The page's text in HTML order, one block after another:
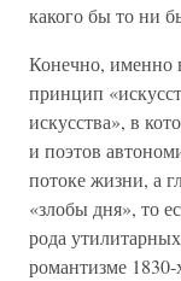
какого бы то ни
Конечно, именно
принцип
искусства», в
и поэтов
потоке жизни, а
«злобы дня», то
рода
романтизме